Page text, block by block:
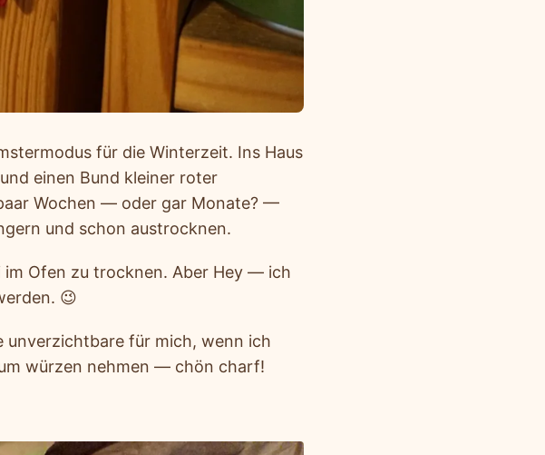
für die Winterzeit. Ins Haus
einen Bund kleiner roter
Wochen — oder gar Monate? —
und schon austrocknen.
Ofen zu trocknen. Aber Hey — ich
😉
unverzichtbare für mich, wenn ich
würzen nehmen — chön charf!